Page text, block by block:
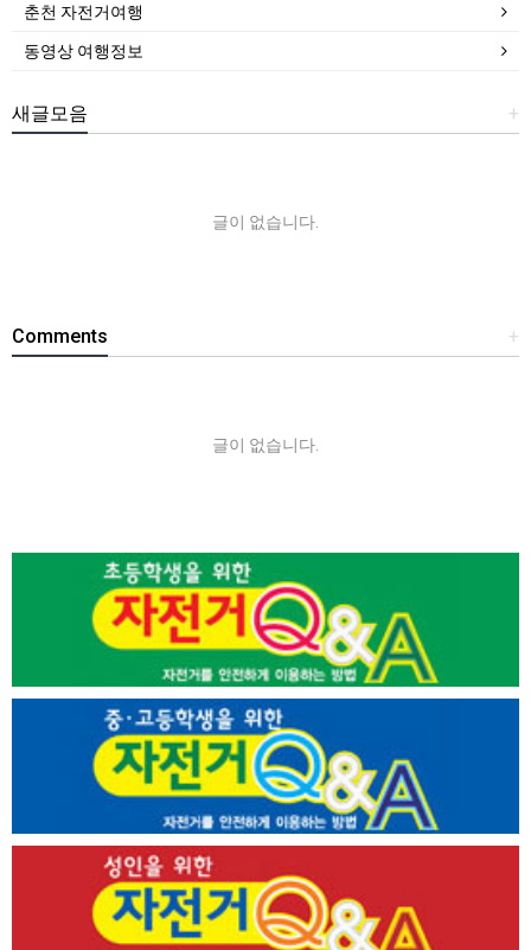
춘천 자전거여행
동영상 여행정보
+
새글모음
글이 없습니다.
+
Comments
글이 없습니다.